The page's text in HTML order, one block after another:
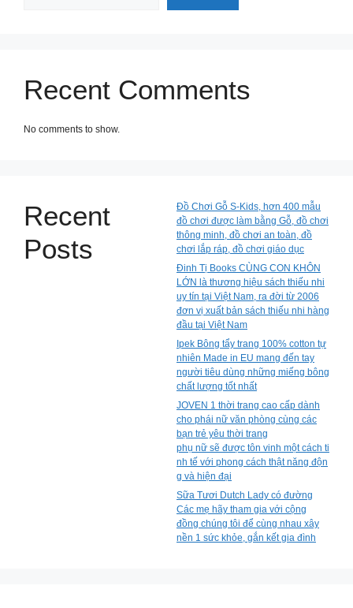
Recent Comments
No comments to show.
Recent
Posts
Đồ Chơi Gỗ S-Kids, hơn 400 mẫu
đồ chơi được làm bằng Gỗ, đồ chơi
thông minh, đồ chơi an toàn, đồ
chơi lắp ráp, đồ chơi giáo dục
Đinh Tị Books CÙNG CON KHÔN
LỚN là thương hiệu sách thiếu nhi
uy tín tại Việt Nam, ra đời từ 2006
đơn vị xuất bản sách thiếu nhi hàng
đầu tại Việt Nam
Ipek Bông tẩy trang 100% cotton tự
nhiên Made in EU mang đến tay
người tiêu dùng những miếng bông
chất lượng tốt nhất
JOVEN 1 thời trang cao cấp dành
cho phái nữ văn phòng cùng các
bạn trẻ yêu thời trang
phụ nữ sẽ được tôn vinh một cách ti
nh tế với phong cách thật năng độn
g và hiện đại
Sữa Tươi Dutch Lady có đường
Các mẹ hãy tham gia với cộng
đồng chúng tôi để cùng nhau xây
nền 1 sức khỏe, gắn kết gia đình